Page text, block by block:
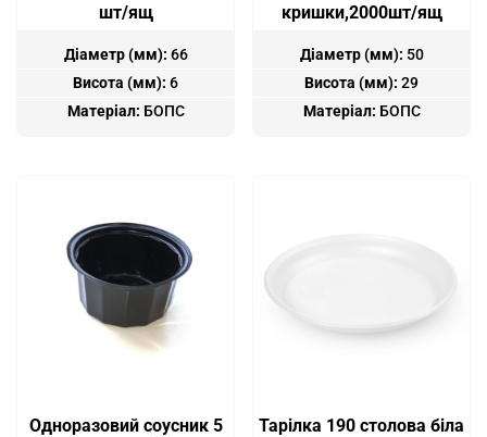
шт/ящ
Діаметр (мм): 66
Висота (мм): 6
Матеріал: БОПС
кришки,2000шт/ящ
Діаметр (мм): 50
Висота (мм): 29
Матеріал: БОПС
Одноразовий соусник 5
Тарiлка 190 столова біла